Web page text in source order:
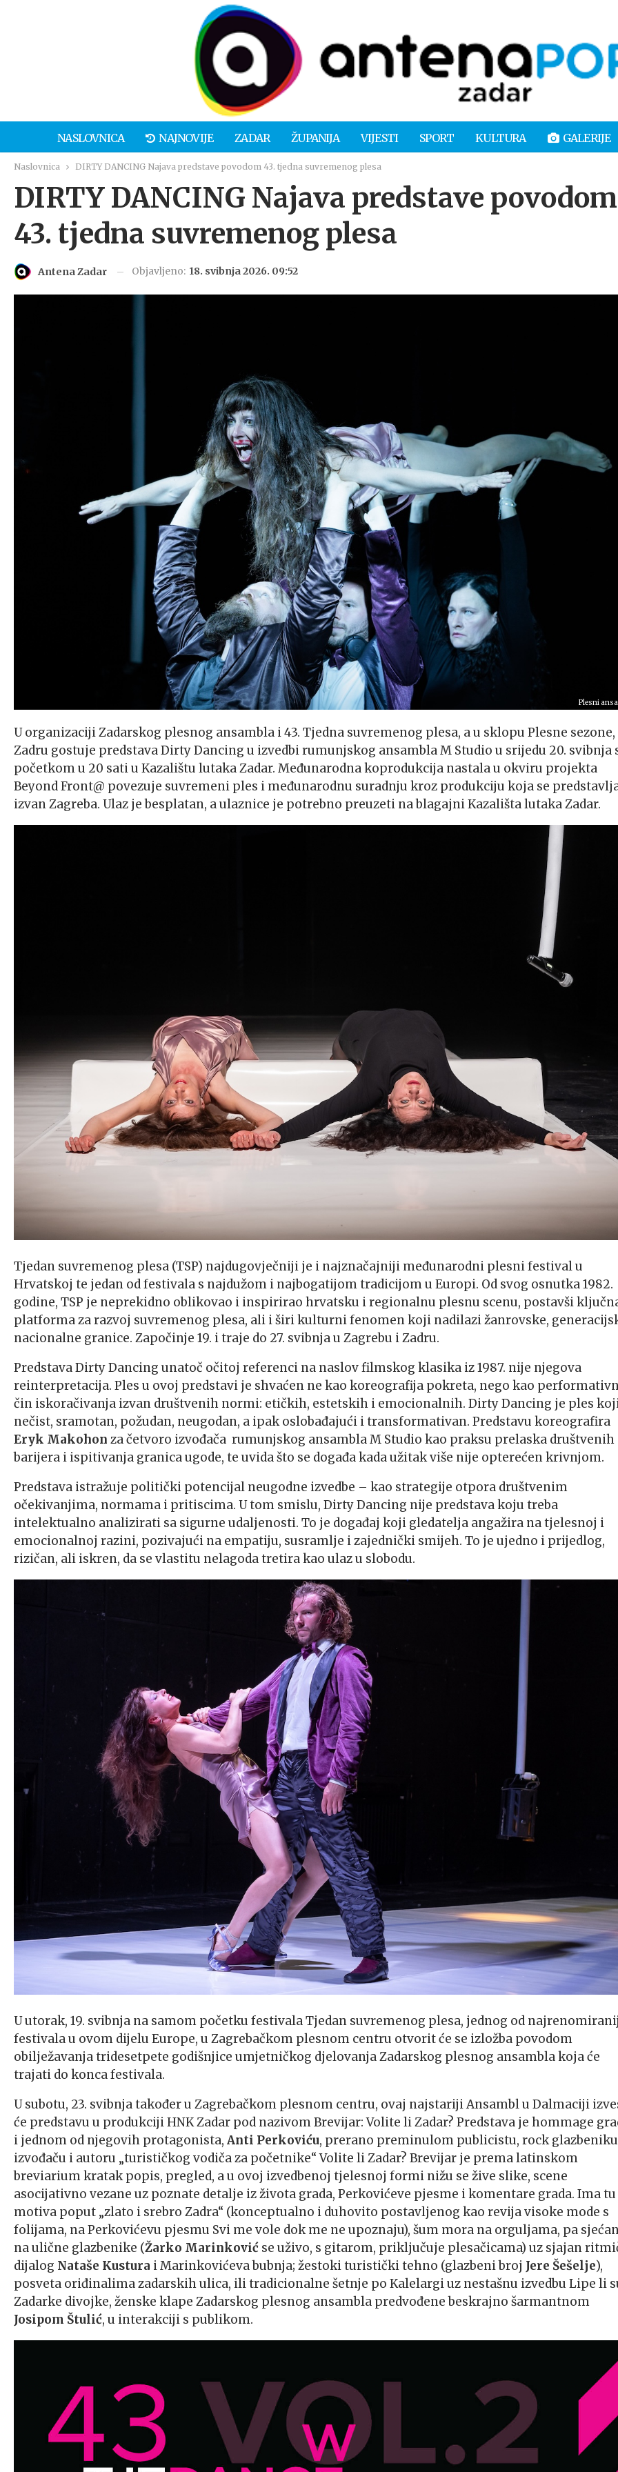
NASLOVNICA NAJNOVIJE ZADAR ŽUPANIJA VIJESTI SPORT KULTURA GALERIJE
Naslovnica DIRTY DANCING Najava predstave povodom 43. tjedna suvremenog plesa
DIRTY DANCING Najava predstave povodom
43. tjedna suvremenog plesa
Antena Zadar Objavljeno: 18. svibnja 2026. 09:52
Plesni
U organizaciji Zadarskog plesnog ansambla i 43. Tjedna suvremenog plesa, a u sklopu Plesne sezone,
Zadru gostuje predstava Dirty Dancing u izvedbi rumunjskog ansambla M Studio u srijedu 20. svibnja
početkom u 20 sati u Kazalištu lutaka Zadar. Međunarodna koprodukcija nastala u okviru projekta
Beyond Front@ povezuje suvremeni ples i međunarodnu suradnju kroz produkciju koja se
izvan Zagreba. Ulaz je besplatan, a ulaznice je potrebno preuzeti na blagajni Kazališta lutaka Zadar.
Tjedan suvremenog plesa (TSP) najdugovječniji je i najznačajniji međunarodni plesni festival u
Hrvatskoj te jedan od festivala s najdužom i najbogatijom tradicijom u Europi. Od svog osnutka 1982.
godine, TSP je neprekidno oblikovao i inspirirao hrvatsku i regionalnu plesnu scenu, postavši
platforma za razvoj suvremenog plesa, ali i širi kulturni fenomen koji nadilazi žanrovske,
nacionalne granice. Započinje 19. i traje do 27. svibnja u Zagrebu i Zadru.
Predstava Dirty Dancing unatoč očitoj referenci na naslov filmskog klasika iz 1987. nije njegova
reinterpretacija. Ples u ovoj predstavi je shvaćen ne kao koreografija pokreta, nego kao
čin iskoračivanja izvan društvenih normi: etičkih, estetskih i emocionalnih. Dirty Dancing je ples
nečist, sramotan, požudan, neugodan, a ipak oslobađajući i transformativan. Predstavu koreografira
Eryk Makohon za četvoro izvođača rumunjskog ansambla M Studio kao praksu prelaska društvenih
barijera i ispitivanja granica ugode, te uvida što se događa kada užitak više nije opterećen krivnjom.
Predstava istražuje politički potencijal neugodne izvedbe – kao strategije otpora društvenim
očekivanjima, normama i pritiscima. U tom smislu, Dirty Dancing nije predstava koju treba
intelektualno analizirati sa sigurne udaljenosti. To je događaj koji gledatelja angažira na tjelesnoj i
emocionalnoj razini, pozivajući na empatiju, susramlje i zajednički smijeh. To je ujedno i prijedlog,
rizičan, ali iskren, da se vlastitu nelagoda tretira kao ulaz u slobodu.
U utorak, 19. svibnja na samom početku festivala Tjedan suvremenog plesa, jednog od
festivala u ovom dijelu Europe, u Zagrebačkom plesnom centru otvorit će se izložba povodom
obilježavanja tridesetpete godišnjice umjetničkog djelovanja Zadarskog plesnog ansambla koja će
trajati do konca festivala.
U subotu, 23. svibnja također u Zagrebačkom plesnom centru, ovaj najstariji Ansambl u Dalmaciji
će predstavu u produkciji HNK Zadar pod nazivom Brevijar: Volite li Zadar? Predstava je hommage
i jednom od njegovih protagonista, Anti Perkoviću, prerano preminulom publicistu, rock
izvođaču i autoru „turističkog vodiča za početnike“ Volite li Zadar? Brevijar je prema latinskom
breviarium kratak popis, pregled, a u ovoj izvedbenoj tjelesnoj formi nižu se žive slike, scene
asocijativno vezane uz poznate detalje iz života grada, Perkovićeve pjesme i komentare grada. Ima tu
motiva poput „zlato i srebro Zadra“ (konceptualno i duhovito postavljenog kao revija visoke mode s
folijama, na Perkovićevu pjesmu Svi me vole dok me ne upoznaju), šum mora na orguljama, pa
na ulične glazbenike (Žarko Marinković se uživo, s gitarom, priključuje plesačicama) uz sjajan
dijalog Nataše Kustura i Marinkovićeva bubnja; žestoki turistički tehno (glazbeni broj Jere Šešelje),
posveta oriđinalima zadarskih ulica, ili tradicionalne šetnje po Kalelargi uz nestašnu izvedbu Lipe li
Zadarke divojke, ženske klape Zadarskog plesnog ansambla predvođene beskrajno šarmantnom
Josipom Štulić, u interakciji s publikom.